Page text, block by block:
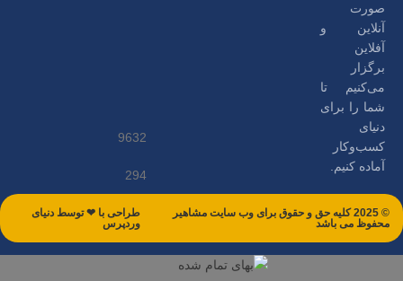
صورت
آنلاین و
آفلاین
برگزار
می‌کنیم تا
شما را برای
دنیای
کسب‌وکار
آماده کنیم.
9632
294
© 2025 کلیه حق و حقوق برای وب سایت مشاهیر
محفوظ می باشد
طراحی با ❤ توسط​ دنیای
وردپرس